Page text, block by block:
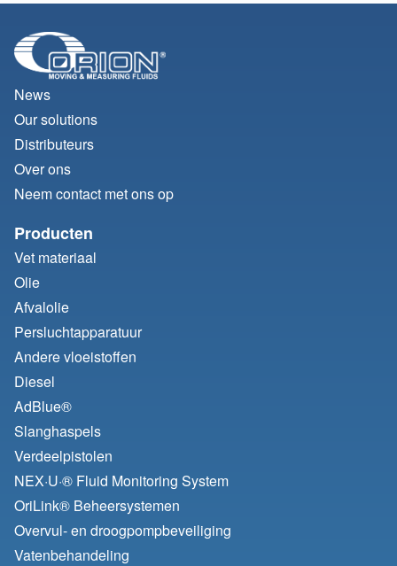
News
Our solutions
Distributeurs
Over ons
Neem contact met ons op
Producten
Vet materiaal
Olie
Afvalolie
Persluchtapparatuur
Andere vloeistoffen
Diesel
AdBlue®
Slanghaspels
Verdeelpistolen
NEX·U·® Fluid Monitoring System
OriLink® Beheersystemen
Overvul- en droogpompbeveiliging
Vatenbehandeling